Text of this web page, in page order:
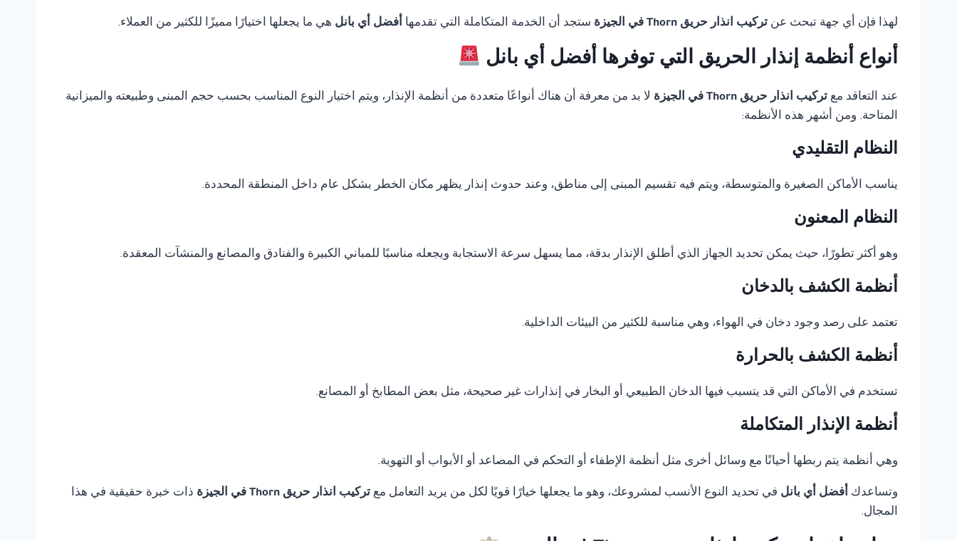
لهذا فإن أي جهة تبحث عن تركيب انذار حريق Thorn في الجيزة ستجد أن الخدمة المتكاملة التي تقدمها أفضل أي بانل هي ما يجعلها اختيارًا مميزًا للكثير من العملاء.
أنواع أنظمة إنذار الحريق التي توفرها أفضل أي بانل
عند التعاقد مع تركيب انذار حريق Thorn في الجيزة
لا بد من معرفة أن هناك أنواعًا متعددة من أنظمة الإنذار، ويتم اختيار النوع المناسب بحسب حجم المبنى وطبيعته والميزانية
المتاحة. ومن أشهر هذه الأنظمة:
النظام التقليدي
يناسب الأماكن الصغيرة والمتوسطة، ويتم فيه تقسيم المبنى إلى مناطق، وعند حدوث إنذار يظهر مكان الخطر بشكل عام داخل المنطقة المحددة.
النظام المعنون
وهو أكثر تطورًا، حيث يمكن تحديد الجهاز الذي أطلق الإنذار بدقة، مما يسهل سرعة الاستجابة ويجعله مناسبًا للمباني الكبيرة والفنادق والمصانع والمنشآت المعقدة.
أنظمة الكشف بالدخان
تعتمد على رصد وجود دخان في الهواء، وهي مناسبة للكثير من البيئات الداخلية.
أنظمة الكشف بالحرارة
تستخدم في الأماكن التي قد يتسبب فيها الدخان الطبيعي أو البخار في إنذارات غير صحيحة، مثل بعض المطابخ أو المصانع.
أنظمة الإنذار المتكاملة
وهي أنظمة يتم ربطها أحيانًا مع وسائل أخرى مثل أنظمة الإطفاء أو التحكم في المصاعد أو الأبواب أو التهوية.
وتساعدك أفضل أي بانل في تحديد النوع الأنسب لمشروعك، وهو ما يجعلها خيارًا قويًا لكل من يريد التعامل مع تركيب انذار حريق Thorn في الجيزة
ذات خبرة حقيقية في هذا
المجال.